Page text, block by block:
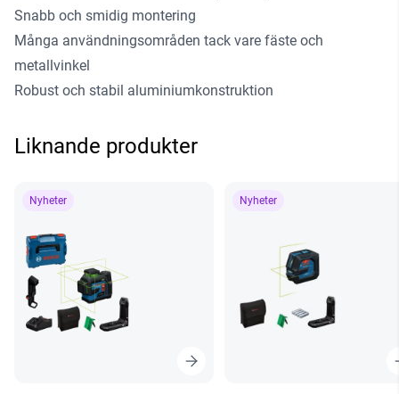
Snabb och smidig montering
Många användningsområden tack vare fäste och
metallvinkel
Robust och stabil aluminiumkonstruktion
Liknande produkter
Nyheter Nyheter